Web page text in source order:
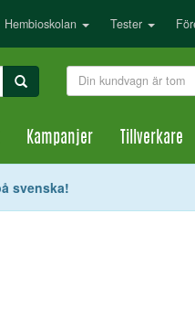
Hembioskolan Tester
Din kundvagn är tom
Kampanjer Tillverkare
svenska!